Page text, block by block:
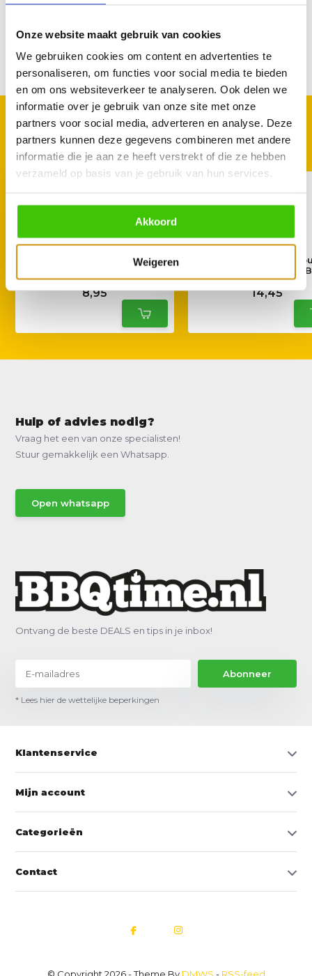
Onze website maakt gebruik van cookies
We gebruiken cookies om content en advertenties te
personaliseren, om functies voor social media te bieden
en om ons websiteverkeer te analyseren. Ook delen we
informatie over je gebruik van onze site met onze
partners voor social media, adverteren en analyse. Deze
partners kunnen deze gegevens combineren met andere
informatie die je aan ze heeft verstrekt of die ze hebben
verzameld op basis van je gebruik van hun services.
Akkoord
Weigeren
Reviews
Delen
GOED TE COMBINEREN
Met deze accessoires
Stubb's Sticky Sweet BBQ
8,95
Blues Hog Smokey
BBQ Sauce Squeeze
14,45
Hulp of advies nodig?
Vraag het een van onze specialisten!
Stuur gemakkelijk een Whatsapp.
Open whatsapp
Ontvang de beste DEALS en tips in je inbox!
Abonneer
* Lees hier de wettelijke beperkingen
Klantenservice
Mijn account
Categorieën
Contact